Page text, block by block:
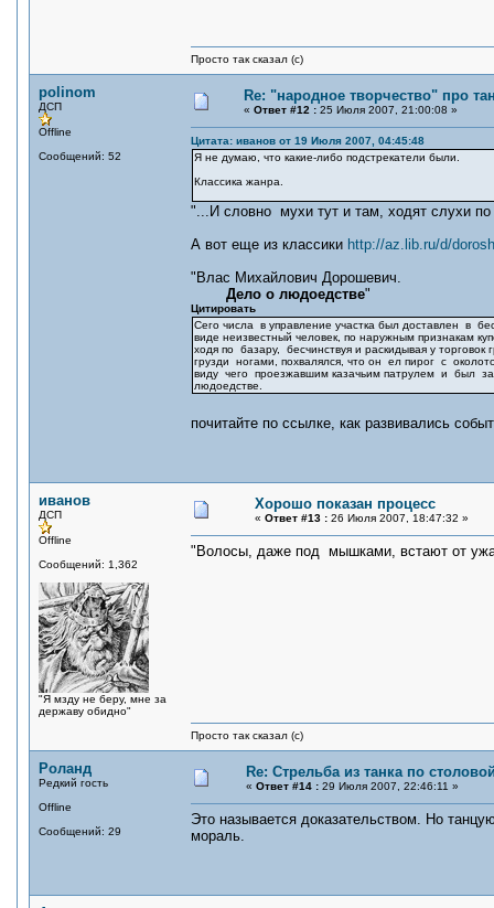
Просто так сказал (с)
polinom
ДСП
Offline
Сообщений: 52
Re: "народное творчество" про
« Ответ #12 : 25 Июля 2007, 21:00:08 »
Цитата: иванов от 19 Июля 2007, 04:45:48
Я не думаю, что какие-либо подстрекатели были.
Классика жанра.
"...И словно мухи тут и там, ходят слухи
А вот еще из классики http://az.lib.ru/d/
"Влас Михайлович Дорошевич.
Дело о людоедстве"
Цитировать
Сего числа в управление участка был доставлен в
виде неизвестный человек, по наружным признакам
ходя по базару, бесчинствуя и раскидывая у
грузди ногами, похвалялся, что он ел пирог с
виду чего проезжавшим казачьим патрулем и был
людоедстве.
почитайте по ссылке, как развивались
иванов
ДСП
Offline
Сообщений: 1,362
"Я мзду не беру, мне за
державу обидно"
Хорошо показан процесс
« Ответ #13 : 26 Июля 2007, 18:47:32 »
"Волосы, даже под мышками, встают от
Просто так сказал (с)
Роланд
Редкий гость
Offline
Сообщений: 29
Re: Стрельба из танка по
« Ответ #14 : 29 Июля 2007, 22:46:11 »
Это называется доказательством. Но
мораль.